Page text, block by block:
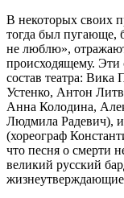
В некоторых своих
тогда был пугающе,
не люблю»,
происходящему.
состав театра:
Устенко, Антон
Анна Колодина,
Людмила Радевич),
(хореограф
что песня о смерти
великий русский
жизнеутверждающи